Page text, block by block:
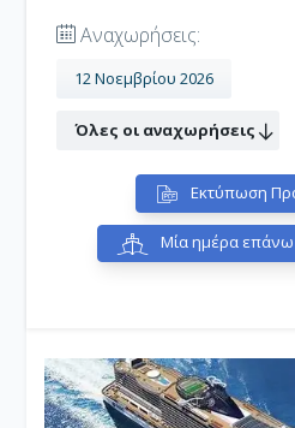
Αναχωρήσεις:
12 Νοεμβρίου 2026
Όλες οι αναχωρήσεις
Εκτύπωση
Μία ημέρα επάνω